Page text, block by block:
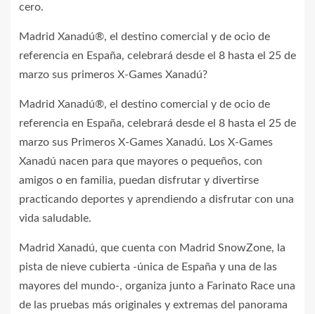
cero.
Madrid Xanadú®, el destino comercial y de ocio de
referencia en España, celebrará desde el 8 hasta el 25 de
marzo sus primeros X-Games Xanadú?
Madrid Xanadú®, el destino comercial y de ocio de
referencia en España, celebrará desde el 8 hasta el 25 de
marzo sus Primeros X-Games Xanadú. Los X-Games
Xanadú nacen para que mayores o pequeños, con
amigos o en familia, puedan disfrutar y divertirse
practicando deportes y aprendiendo a disfrutar con una
vida saludable.
Madrid Xanadú, que cuenta con Madrid SnowZone, la
pista de nieve cubierta -única de España y una de las
mayores del mundo-, organiza junto a Farinato Race una
de las pruebas más originales y extremas del panorama